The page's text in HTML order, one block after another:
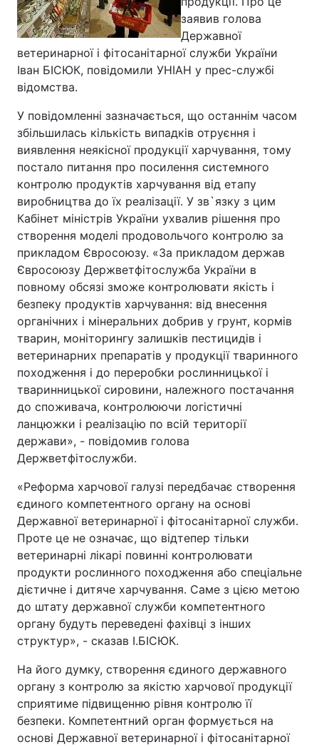
заявив голова
Державної
ветеринарної і фітосанітарної служби України
Іван БІСЮК, повідомили УНІАН у прес-службі
відомства.
У повідомленні зазначається, що останнім часом
збільшилась кількість випадків отруєння і
виявлення неякісної продукції харчування, тому
постало питання про посилення системного
контролю продуктів харчування від етапу
виробництва до їх реалізації. У зв`язку з цим
Кабінет міністрів України ухвалив рішення про
створення моделі продовольчого контролю за
прикладом Євросоюзу. «За прикладом держав
Євросоюзу Держветфітослужба України в
повному обсязі зможе контролювати якість і
безпеку продуктів харчування: від внесення
органічних і мінеральних добрив у грунт, кормів
тварин, моніторингу залишків пестицидів і
ветеринарних препаратів у продукції тваринного
походження і до переробки рослинницької і
тваринницької сировини, належного постачання
до споживача, контролюючи логістичні
ланцюжки і реалізацію по всій території
держави», - повідомив голова
Держветфітослужби.
«Реформа харчової галузі передбачає створення
єдиного компетентного органу на основі
Державної ветеринарної і фітосанітарної служби.
Проте це не означає, що відтепер тільки
ветеринарні лікарі повинні контролювати
продукти рослинного походження або спеціальне
дієтичне і дитяче харчування. Саме з цією метою
до штату державної служби компетентного
органу будуть переведені фахівці з інших
структур», - сказав І.БІСЮК.
На його думку, створення єдиного державного
органу з контролю за якістю харчової продукції
сприятиме підвищенню рівня контролю її
безпеки. Компетентний орган формується на
основі Державної ветеринарної і фітосанітарної